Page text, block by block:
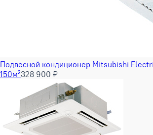
Подвесной кондиционер Mitsubishi
150м²328 900 ₽